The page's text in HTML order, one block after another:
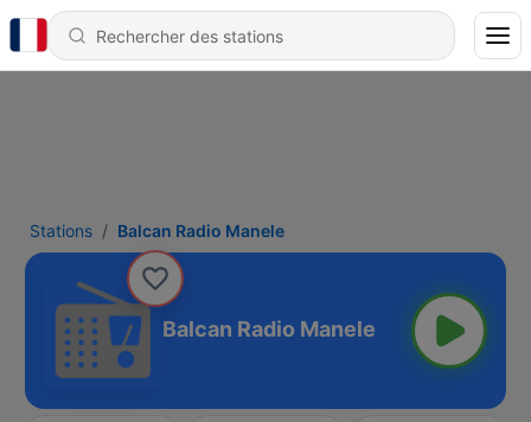
Stations Balcan Radio Manele
Balcan Radio Manele